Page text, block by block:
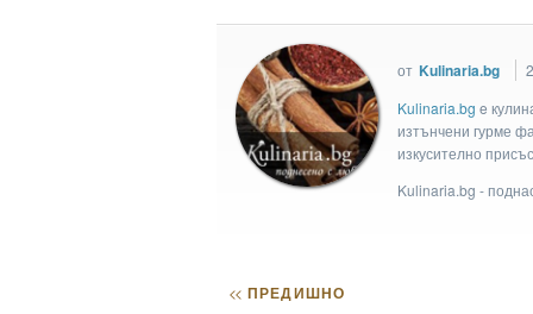
от Kulinaria.bg
Kulinaria.bg e
изтънчени гурме
изкусително
Kulinaria.bg -
<< ПРЕДИШНО